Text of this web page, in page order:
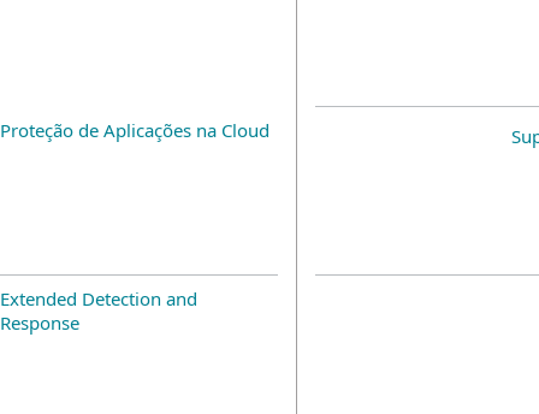
Proteção de Aplicações na Cloud
Extended Detection and
Response